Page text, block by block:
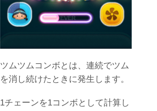
ツムツムコンボとは、連続でツム
を消し続けたときに発生します。
1チェーンを1コンボとして計算し